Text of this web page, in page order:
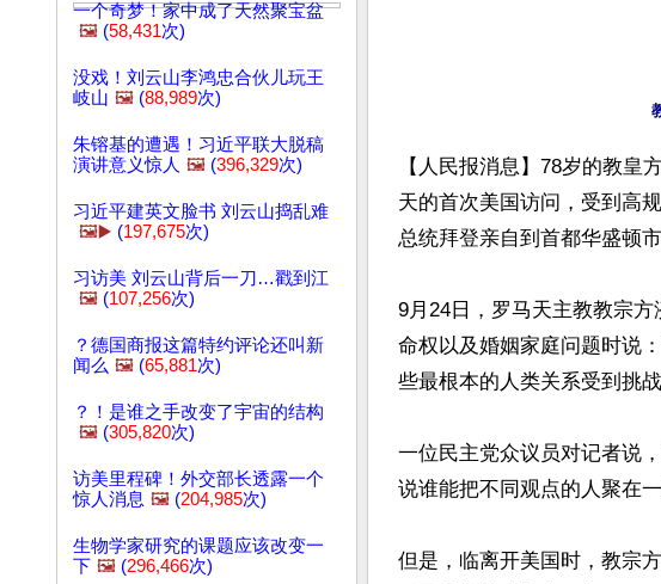
一个奇梦！家中成了天然聚宝盆
🖼️ (58,431次)
没戏！刘云山李鸿忠合伙儿玩王
岐山 🖼️ (88,989次)
朱镕基的遭遇！习近平联大脱稿
演讲意义惊人 🖼️ (396,329次)
习近平建英文脸书 刘云山捣乱难
🖼️▶️ (197,675次)
习访美 刘云山背后一刀…戳到江
🖼️ (107,256次)
？德国商报这篇特约评论还叫新
闻么 🖼️ (65,881次)
？！是谁之手改变了宇宙的结构
🖼️ (305,820次)
访美里程碑！外交部长透露一个
惊人消息 🖼️ (204,985次)
生物学家研究的课题应该改变一
下 🖼️ (296,466次)
【人民报消息】78岁的教皇
天的首次美国访问，受到高
总统拜登亲自到首都华盛顿
9月24日，罗马天主教教宗
命权以及婚姻家庭问题时说
些最根本的人类关系受到挑
一位民主党众议员对记者说
说谁能把不同观点的人聚在
但是，临离开美国时，教宗